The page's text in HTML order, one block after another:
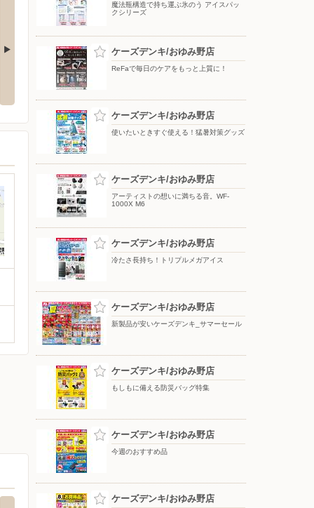
！猛暑対
夏のスマホ＆ネット応援フェア 夏のスマホ＆ネット応援フェア
魔法瓶構造で持ち運ぶ氷のう アイスパッ
クシリーズ
ケーズデンキ/おゆみ野店
ReFaで毎日のケアをもっと上質に！
ケーズデンキ/おゆみ野店
使いたいときすぐ使える！猛暑対策グッズ
ケーズデンキ/おゆみ野店
アーティストの想いに満ちる音。WF-
1000X M6
ケーズデンキ/おゆみ野店
冷たさ長持ち！トリプルメガアイス
ケーズデンキ/おゆみ野店
新製品が安いケーズデンキ_サマーセール
ケーズデンキ/おゆみ野店
もしもに備える防災バッグ特集
ケーズデンキ/おゆみ野店
今週のおすすめ品
ケーズデンキ/おゆみ野店